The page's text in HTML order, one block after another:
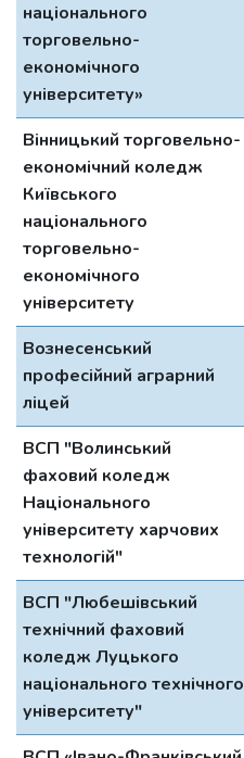
національного
торговельно-
економічного
університету»
Вінницький торговельно-
економічний коледж
Київського
національного
торговельно-
економічного
університету
Вознесенський
професійний аграрний
ліцей
ВСП "Волинський
фаховий коледж
Національного
університету харчових
технологій"
ВСП "Любешівський
технічний фаховий
коледж Луцького
національного технічного
університету"